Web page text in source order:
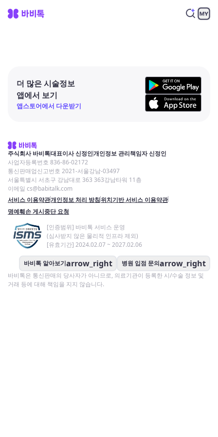
더 많은 시술정보
앱에서 보기
앱스토어에서 다운받기
주식회사 바비톡대표이사 신정인개인정보 관리책임자 신정인
사업자등록번호 836-86-02172
통신판매업신고번호 2021-서울강남-03497
서울특별시 서초구 강남대로 363 363강남타워 11층
이메일 cs@babitalk.com
서비스 이용약관개인정보 처리 방침위치기반 서비스 이용약관
명예훼손 게시중단 요청
[인증범위] 바비톡 서비스 운영
(심사받지 않은 물리적 인프라 제외)
[유효기간] 2024.02.07 ~ 2027.02.06
바비톡 알아보기arrow_right 병원 입점 문의arrow_right
바비톡은 통신판매의 당사자가 아니므로, 의료기관이 등록한 시/수술 정보 및
거래 등에 대해 책임을 지지 않습니다.